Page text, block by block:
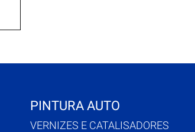
PINTURA AUTO
VERNIZES E CATALISADORES